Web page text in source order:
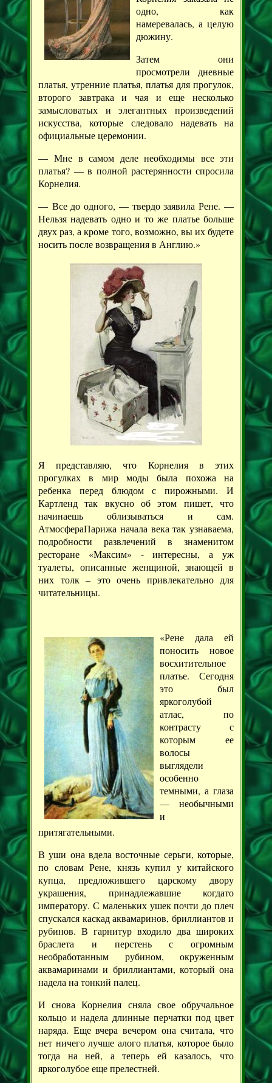
одно, как
намеревалась, а целую
дюжину.
Затем они
просмотрели дневные
платья, утренние платья, платья для прогулок,
второго завтрака и чая и еще несколько
замысловатых и элегантных произведений
искусства, которые следовало надевать на
официальные церемонии.
— Мне в самом деле необходимы все эти
платья? — в полной растерянности спросила
Корнелия.
— Все до одного, — твердо заявила Рене. —
Нельзя надевать одно и то же платье больше
двух раз, а кроме того, возможно, вы их будете
носить после возвращения в Англию.»
Я представляю, что Корнелия в этих
прогулках в мир моды была похожа на
ребенка перед блюдом с пирожными. И
Картленд так вкусно об этом пишет, что
начинаешь облизываться и сам.
АтмосфераПарижа начала века так узнаваема,
подробности развлечений в знаменитом
ресторане «Максим» - интересны, а уж
туалеты, описанные женщиной, знающей в
них толк – это очень привлекательно для
читательницы.
«Рене дала ей
поносить новое
восхитительное
платье. Сегодня
это был
яркоголубой
атлас, по
контрасту с
которым ее
волосы
выглядели
особенно
темными, а глаза
— необычными
и
притягательными.
В уши она вдела восточные серьги, которые,
по словам Рене, князь купил у китайского
купца, предложившего царскому двору
украшения, принадлежавшие когдато
императору. С маленьких ушек почти до плеч
спускался каскад аквамаринов, бриллиантов и
рубинов. В гарнитур входило два широких
браслета и перстень с огромным
необработанным рубином, окруженным
аквамаринами и бриллиантами, который она
надела на тонкий палец.
И снова Корнелия сняла свое обручальное
кольцо и надела длинные перчатки под цвет
наряда. Еще вчера вечером она считала, что
нет ничего лучше алого платья, которое было
тогда на ней, а теперь ей казалось, что
яркоголубое еще прелестней.